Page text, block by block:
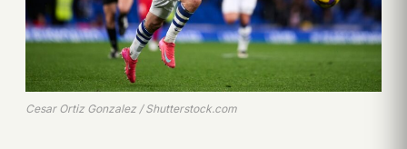
Cesar Ortiz Gonzalez / Shutterstock.com